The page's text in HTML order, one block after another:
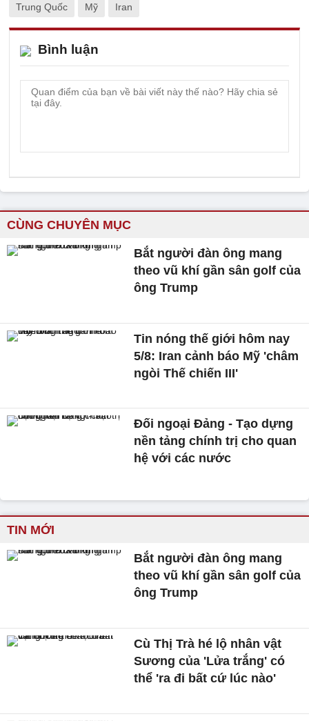
Trung Quốc Mỹ Iran
Bình luận
CÙNG CHUYÊN MỤC
Bắt người đàn ông mang
theo vũ khí gần sân golf của
ông Trump
Tin nóng thế giới hôm nay
5/8: Iran cảnh báo Mỹ 'châm
ngòi Thế chiến III'
Đối ngoại Đảng - Tạo dựng
nền tảng chính trị cho quan
hệ với các nước
TIN MỚI
Bắt người đàn ông mang
theo vũ khí gần sân golf của
ông Trump
Cù Thị Trà hé lộ nhân vật
Sương của 'Lửa trắng' có
thể 'ra đi bất cứ lúc nào'